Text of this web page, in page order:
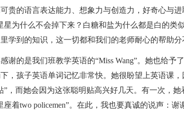
贵的语言表达能力、想象力与创造力，好奇心与
星为什么不会掉下来？白糖和盐为什么都是白的类
学到的知识，这一切都和我们的老师耐心的帮助分
谢的是我们班教学英语的“Miss Wang”。她也给予
，孩子英语单词记忆非常快。她很盼望上英语课
”，而她会因为这张聪明贴高兴好几天。有一次，
着two policemen”。在此，我也要真诚的说声：谢